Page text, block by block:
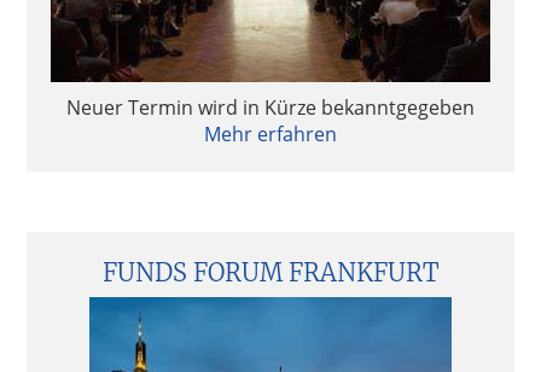
Neuer Termin wird in Kürze bekanntgegeben
Mehr erfahren
FUNDS FORUM FRANKFURT